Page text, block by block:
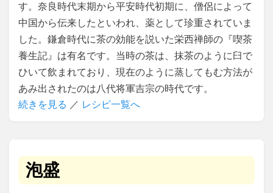
す。奈良時代末期から平安時代初期に、僧侶によって
中国から伝来したといわれ、薬として珍重されていま
した。鎌倉時代に茶の効能を説いた栄西禅師の『喫茶
養生記』は有名です。当時の茶は、抹茶のように臼で
ひいて飲まれており、現在のように蒸してもむ方法が
あみ出されたのは八代将軍吉宗の時代です。
続きを見る ／ レシピ一覧へ
泡盛